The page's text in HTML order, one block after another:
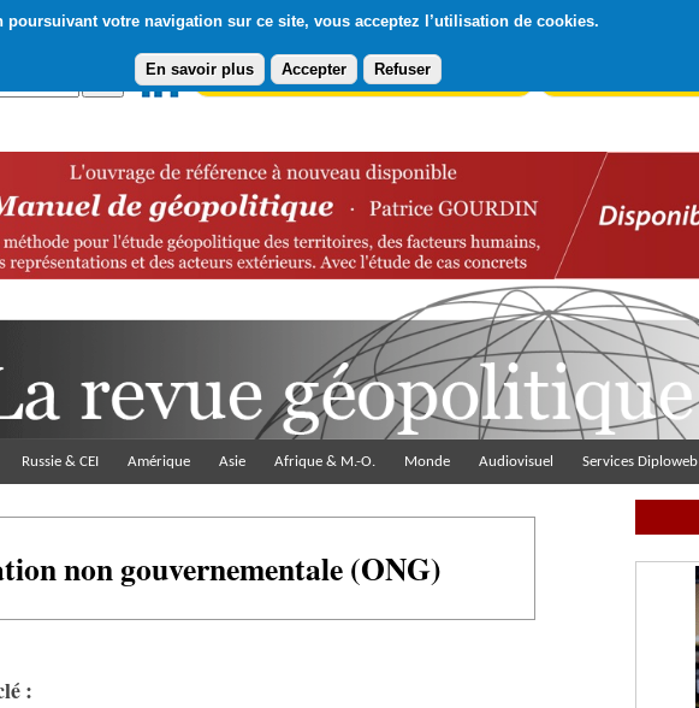
poursuivant votre navigation sur ce site, vous acceptez l’utilisation de cookies.
En savoir plus Accepter Refuser
Abonnement gratuit à la Lettre du Diploweb
Russie & CEI Amérique Asie Afrique & M.-O. Monde Audiovisuel Services Diploweb
non gouvernementale (ONG)
: